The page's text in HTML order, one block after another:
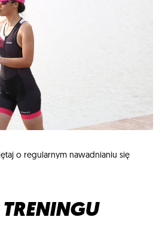
o regularnym nawadnianiu się